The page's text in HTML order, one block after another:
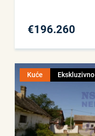
€196.260
Kuće Ekskluzivno